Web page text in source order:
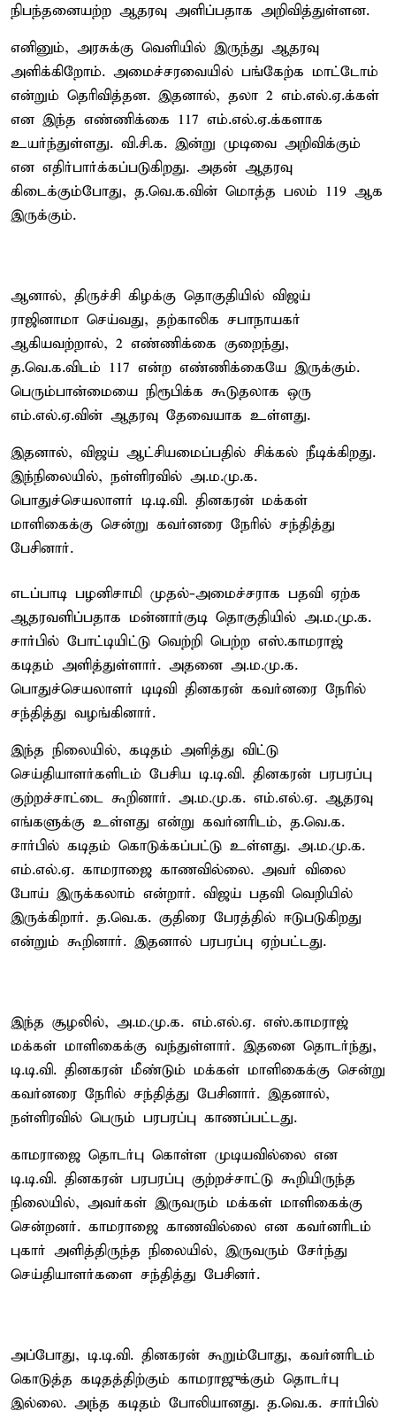
நிபந்தனையற்ற ஆதரவு அளிப்பதாக அறிவித்துள்ளன.
எனினும், அரசுக்கு வெளியில் இருந்து ஆதரவு
அளிக்கிறோம். அமைச்சரவையில் பங்கேற்க மாட்டோம்
என்றும் தெரிவித்தன. இதனால், தலா 2 எம்.எல்.ஏ.க்கள்
என இந்த எண்ணிக்கை 117 எம்.எல்.ஏ.க்களாக
உயர்ந்துள்ளது. வி.சி.க. இன்று முடிவை அறிவிக்கும்
என எதிர்பார்க்கப்படுகிறது. அதன் ஆதரவு
கிடைக்கும்போது, த.வெ.க.வின் மொத்த பலம் 119 ஆக
இருக்கும்.
ஆனால், திருச்சி கிழக்கு தொகுதியில் விஜய்
ராஜினாமா செய்வது, தற்காலிக சபாநாயகர்
ஆகியவற்றால், 2 எண்ணிக்கை குறைந்து,
த.வெ.க.விடம் 117 என்ற எண்ணிக்கையே இருக்கும்.
பெரும்பான்மையை நிரூபிக்க கூடுதலாக ஒரு
எம்.எல்.ஏ.வின் ஆதரவு தேவையாக உள்ளது.
இதனால், விஜய் ஆட்சியமைப்பதில் சிக்கல் நீடிக்கிறது.
இந்நிலையில், நள்ளிரவில் அ.ம.மு.க.
பொதுச்செயலாளர் டி.டி.வி. தினகரன் மக்கள்
மாளிகைக்கு சென்று கவர்னரை நேரில் சந்தித்து
பேசினார்.
எடப்பாடி பழனிசாமி முதல்-அமைச்சராக பதவி ஏற்க
ஆதரவளிப்பதாக மன்னார்குடி தொகுதியில் அ.ம.மு.க.
சார்பில் போட்டியிட்டு வெற்றி பெற்ற எஸ்.காமராஜ்
கடிதம் அளித்துள்ளார். அதனை அ.ம.மு.க.
பொதுச்செயலாளர் டிடிவி தினகரன் கவர்னரை நேரில்
சந்தித்து வழங்கினார்.
இந்த நிலையில், கடிதம் அளித்து விட்டு
செய்தியாளர்களிடம் பேசிய டி.டி.வி. தினகரன் பரபரப்பு
குற்றச்சாட்டை கூறினார். அ.ம.மு.க. எம்.எல்.ஏ. ஆதரவு
எங்களுக்கு உள்ளது என்று கவர்னரிடம், த.வெ.க.
சார்பில் கடிதம் கொடுக்கப்பட்டு உள்ளது. அ.ம.மு.க.
எம்.எல்.ஏ. காமராஜை காணவில்லை. அவர் விலை
போய் இருக்கலாம் என்றார். விஜய் பதவி வெறியில்
இருக்கிறார். த.வெ.க. குதிரை பேரத்தில் ஈடுபடுகிறது
என்றும் கூறினார். இதனால் பரபரப்பு ஏற்பட்டது.
இந்த சூழலில், அ.ம.மு.க. எம்.எல்.ஏ. எஸ்.காமராஜ்
மக்கள் மாளிகைக்கு வந்துள்ளார். இதனை தொடர்ந்து,
டி.டி.வி. தினகரன் மீண்டும் மக்கள் மாளிகைக்கு சென்று
கவர்னரை நேரில் சந்தித்து பேசினார். இதனால்,
நள்ளிரவில் பெரும் பரபரப்பு காணப்பட்டது.
காமராஜை தொடர்பு கொள்ள முடியவில்லை என
டி.டி.வி. தினகரன் பரபரப்பு குற்றச்சாட்டு கூறியிருந்த
நிலையில், அவர்கள் இருவரும் மக்கள் மாளிகைக்கு
சென்றனர். காமராஜை காணவில்லை என கவர்னரிடம்
புகார் அளித்திருந்த நிலையில், இருவரும் சேர்ந்து
செய்தியாளர்களை சந்தித்து பேசினர்.
அப்போது, டி.டி.வி. தினகரன் கூறும்போது, கவர்னரிடம்
கொடுத்த கடிதத்திற்கும் காமராஜுக்கும் தொடர்பு
இல்லை. அந்த கடிதம் போலியானது. த.வெ.க. சார்பில்